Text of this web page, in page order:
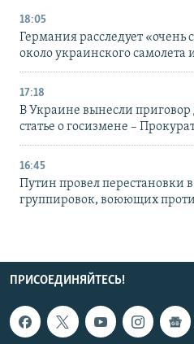
18:05
Германия расследует
около украинского самолета
17:18
В Украине вынесли
статье о госизмене –
16:45
Путин провел перестановки в
группировок, воюющих
ПРИСОЕДИНЯЙТЕСЬ!